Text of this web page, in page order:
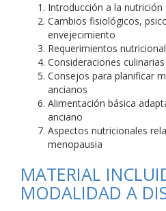
Introducción a la nutrición
Cambios fisiológicos,
envejecimiento
Requerimientos
Consideraciones
Consejos para planificar
ancianos
Alimentación básica
anciano
Aspectos nutricionales
menopausia
MATERIAL
MODALIDAD A